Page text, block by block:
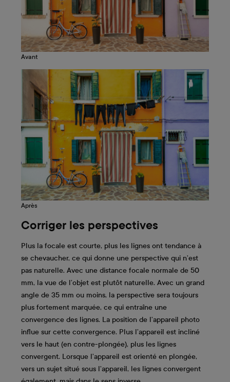
Avant
Après
Corriger les perspectives
Plus la focale est courte, plus les lignes ont tendance à
se chevaucher, ce qui donne une perspective qui n’est
pas naturelle. Avec une distance focale normale de 50
mm, la vue de l’objet est plutôt naturelle. Avec un grand
angle de 35 mm ou moins, la perspective sera toujours
plus fortement marquée, ce qui entraîne une
convergence des lignes. La position de l’appareil photo
influe sur cette convergence. Plus l’appareil est incliné
vers le haut (en contre-plongée), plus les lignes
convergent. Lorsque l’appareil est orienté en plongée,
vers un sujet situé sous l’appareil, les lignes convergent